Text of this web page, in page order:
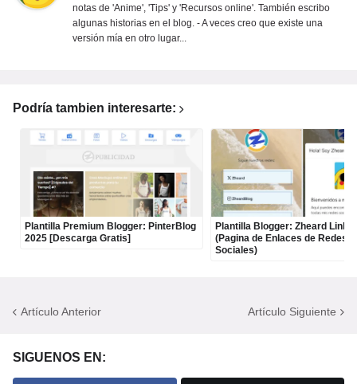
notas de 'Anime', 'Tips' y 'Recursos online'. También escribo
algunas historias en el blog. - A veces creo que existe una
versión mía en otro lugar...
Podría tambien interesarte:
Plantilla Premium Blogger: PinterBlog
2025 [Descarga Gratis]
Plantilla Blogger: Zheard Links
(Pagina de Enlaces de Redes
Sociales)
Artículo Anterior Artículo Siguiente
SIGUENOS EN: